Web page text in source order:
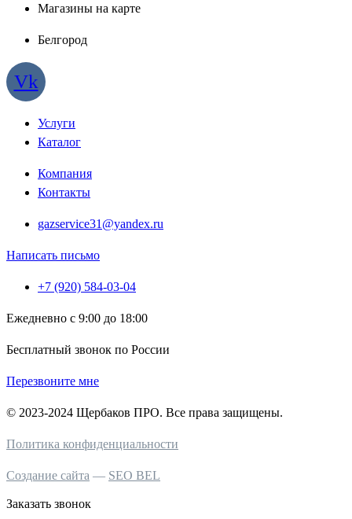
Магазины на карте
Белгород
Vk
Услуги
Каталог
Компания
Контакты
gazservice31@yandex.ru
Написать письмо
+7 (920) 584-03-04
Ежедневно с 9:00 до 18:00
Бесплатный звонок по России
Перезвоните мне
© 2023-2024 Щербаков ПРО. Все права защищены.
Политика конфиденциальности
Создание сайта — SEO BEL
Заказать звонок